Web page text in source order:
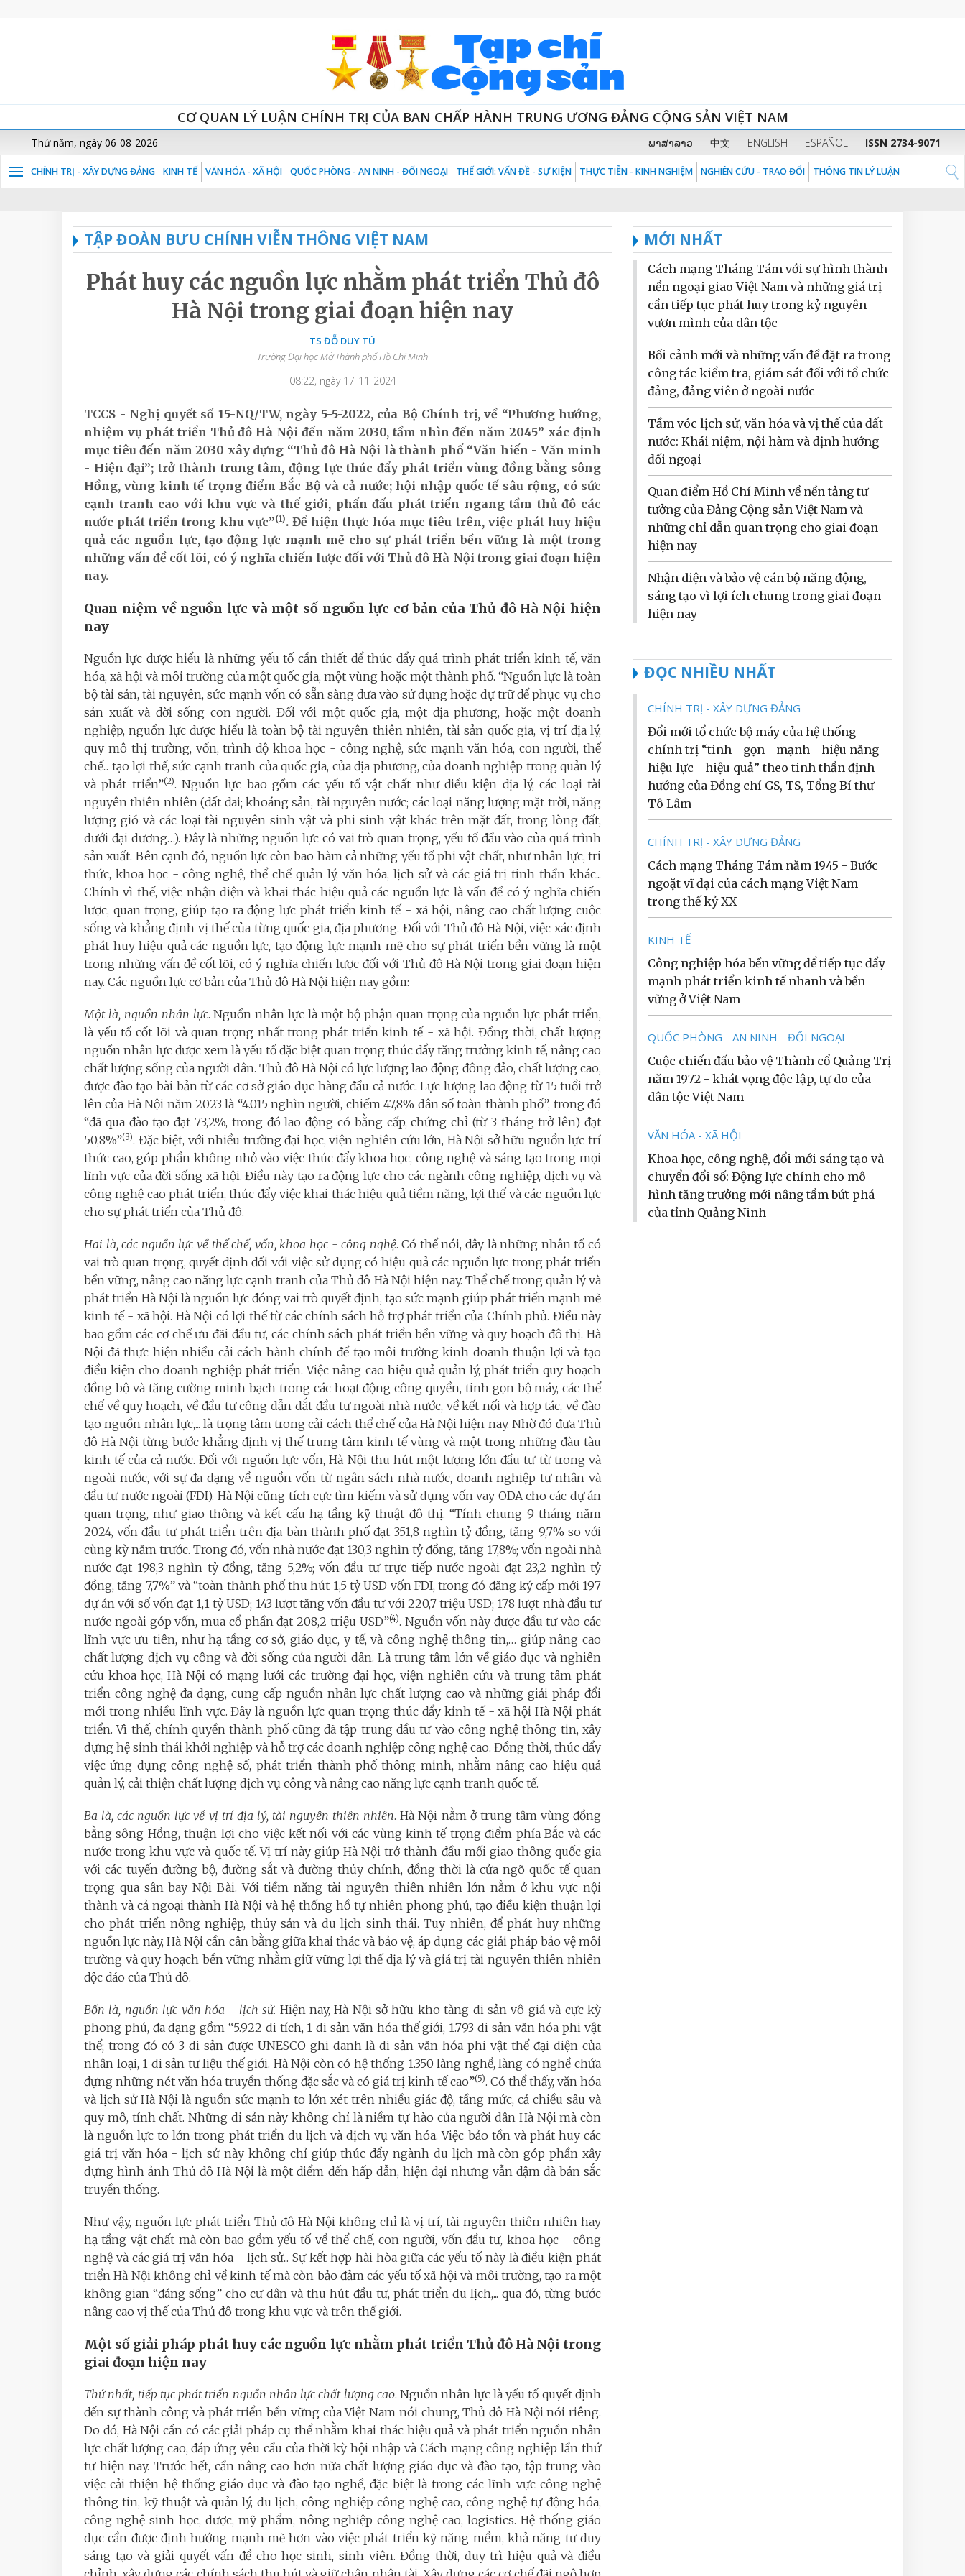
CƠ QUAN LÝ LUẬN CHÍNH TRỊ CỦA BAN CHẤP HÀNH TRUNG ƯƠNG ĐẢNG CỘNG SẢN VIỆT NAM
Thứ năm, ngày 06-08-2026 ພາສາລາວ 中文 ENGLISH ESPAÑOL ISSN 2734-9071
CHÍNH TRỊ - XÂY DỰNG ĐẢNG KINH TẾ VĂN HÓA - XÃ HỘI QUỐC PHÒNG - AN NINH - ĐỐI NGOẠI THẾ GIỚI: VẤN ĐỀ - SỰ KIỆN THỰC TIỄN - KINH NGHIỆM NGHIÊN CỨU - TRAO ĐỔI THÔNG TIN LÝ LUẬN
TẬP ĐOÀN BƯU CHÍNH VIỄN THÔNG VIỆT NAM
Phát huy các nguồn lực nhằm phát triển Thủ đô
Hà Nội trong giai đoạn hiện nay
TS ĐỖ DUY TÚ
Trường Đại học Mở Thành phố Hồ Chí Minh
08:22, ngày 17-11-2024
TCCS - Nghị quyết số 15-NQ/TW, ngày 5-5-2022, của Bộ Chính trị, về “Phương hướng,
nhiệm vụ phát triển Thủ đô Hà Nội đến năm 2030, tầm nhìn đến năm 2045” xác định
mục tiêu đến năm 2030 xây dựng “Thủ đô Hà Nội là thành phố “Văn hiến - Văn minh
- Hiện đại”; trở thành trung tâm, động lực thúc đẩy phát triển vùng đồng bằng sông
Hồng, vùng kinh tế trọng điểm Bắc Bộ và cả nước; hội nhập quốc tế sâu rộng, có sức
cạnh tranh cao với khu vực và thế giới, phấn đấu phát triển ngang tầm thủ đô các
nước phát triển trong khu vực”(1). Để hiện thực hóa mục tiêu trên, việc phát huy hiệu
quả các nguồn lực, tạo động lực mạnh mẽ cho sự phát triển bền vững là một trong
những vấn đề cốt lõi, có ý nghĩa chiến lược đối với Thủ đô Hà Nội trong giai đoạn hiện
nay.
Quan niệm về nguồn lực và một số nguồn lực cơ bản của Thủ đô Hà Nội hiện
nay
Nguồn lực được hiểu là những yếu tố cần thiết để thúc đẩy quá trình phát triển kinh tế, văn
hóa, xã hội và môi trường của một quốc gia, một vùng hoặc một thành phố. “Nguồn lực là toàn
bộ tài sản, tài nguyên, sức mạnh vốn có sẵn sàng đưa vào sử dụng hoặc dự trữ để phục vụ cho
sản xuất và đời sống con người. Đối với một quốc gia, một địa phương, hoặc một doanh
nghiệp, nguồn lực được hiểu là toàn bộ tài nguyên thiên nhiên, tài sản quốc gia, vị trí địa lý,
quy mô thị trường, vốn, trình độ khoa học - công nghệ, sức mạnh văn hóa, con người, thể
chế... tạo lợi thế, sức cạnh tranh của quốc gia, của địa phương, của doanh nghiệp trong quản lý
và phát triển”(2). Nguồn lực bao gồm các yếu tố vật chất như điều kiện địa lý, các loại tài
nguyên thiên nhiên (đất đai; khoáng sản, tài nguyên nước; các loại năng lượng mặt trời, năng
lượng gió và các loại tài nguyên sinh vật và phi sinh vật khác trên mặt đất, trong lòng đất,
dưới đại dương…). Đây là những nguồn lực có vai trò quan trọng, yếu tố đầu vào của quá trình
sản xuất. Bên cạnh đó, nguồn lực còn bao hàm cả những yếu tố phi vật chất, như nhân lực, tri
thức, khoa học - công nghệ, thể chế quản lý, văn hóa, lịch sử và các giá trị tinh thần khác...
Chính vì thế, việc nhận diện và khai thác hiệu quả các nguồn lực là vấn đề có ý nghĩa chiến
lược, quan trọng, giúp tạo ra động lực phát triển kinh tế - xã hội, nâng cao chất lượng cuộc
sống và khẳng định vị thế của từng quốc gia, địa phương. Đối với Thủ đô Hà Nội, việc xác định
phát huy hiệu quả các nguồn lực, tạo động lực mạnh mẽ cho sự phát triển bền vững là một
trong những vấn đề cốt lõi, có ý nghĩa chiến lược đối với Thủ đô Hà Nội trong giai đoạn hiện
nay. Các nguồn lực cơ bản của Thủ đô Hà Nội hiện nay gồm:
Một là, nguồn nhân lực. Nguồn nhân lực là một bộ phận quan trọng của nguồn lực phát triển,
là yếu tố cốt lõi và quan trọng nhất trong phát triển kinh tế - xã hội. Đồng thời, chất lượng
nguồn nhân lực được xem là yếu tố đặc biệt quan trọng thúc đẩy tăng trưởng kinh tế, nâng cao
chất lượng sống của người dân. Thủ đô Hà Nội có lực lượng lao động đông đảo, chất lượng cao,
được đào tạo bài bản từ các cơ sở giáo dục hàng đầu cả nước. Lực lượng lao động từ 15 tuổi trở
lên của Hà Nội năm 2023 là “4.015 nghìn người, chiếm 47,8% dân số toàn thành phố”, trong đó
“đã qua đào tạo đạt 73,2%, trong đó lao động có bằng cấp, chứng chỉ (từ 3 tháng trở lên) đạt
50,8%”(3). Đặc biệt, với nhiều trường đại học, viện nghiên cứu lớn, Hà Nội sở hữu nguồn lực trí
thức cao, góp phần không nhỏ vào việc thúc đẩy khoa học, công nghệ và sáng tạo trong mọi
lĩnh vực của đời sống xã hội. Điều này tạo ra động lực cho các ngành công nghiệp, dịch vụ và
công nghệ cao phát triển, thúc đẩy việc khai thác hiệu quả tiềm năng, lợi thế và các nguồn lực
cho sự phát triển của Thủ đô.
Hai là, các nguồn lực về thể chế, vốn, khoa học - công nghệ. Có thể nói, đây là những nhân tố có
vai trò quan trọng, quyết định đối với việc sử dụng có hiệu quả các nguồn lực trong phát triển
bền vững, nâng cao năng lực cạnh tranh của Thủ đô Hà Nội hiện nay. Thể chế trong quản lý và
phát triển Hà Nội là nguồn lực đóng vai trò quyết định, tạo sức mạnh giúp phát triển mạnh mẽ
kinh tế - xã hội. Hà Nội có lợi thế từ các chính sách hỗ trợ phát triển của Chính phủ. Điều này
bao gồm các cơ chế ưu đãi đầu tư, các chính sách phát triển bền vững và quy hoạch đô thị. Hà
Nội đã thực hiện nhiều cải cách hành chính để tạo môi trường kinh doanh thuận lợi và tạo
điều kiện cho doanh nghiệp phát triển. Việc nâng cao hiệu quả quản lý, phát triển quy hoạch
đồng bộ và tăng cường minh bạch trong các hoạt động công quyền, tinh gọn bộ máy, các thể
chế về quy hoạch, về đầu tư công dẫn dắt đầu tư ngoài nhà nước, về kết nối và hợp tác, về đào
tạo nguồn nhân lực,... là trọng tâm trong cải cách thể chế của Hà Nội hiện nay. Nhờ đó đưa Thủ
đô Hà Nội từng bước khẳng định vị thế trung tâm kinh tế vùng và một trong những đàu tàu
kinh tế của cả nước. Đối với nguồn lực vốn, Hà Nội thu hút một lượng lớn đầu tư từ trong và
ngoài nước, với sự đa dạng về nguồn vốn từ ngân sách nhà nước, doanh nghiệp tư nhân và
đầu tư nước ngoài (FDI). Hà Nội cũng tích cực tìm kiếm và sử dụng vốn vay ODA cho các dự án
quan trọng, như giao thông và kết cấu hạ tầng kỹ thuật đô thị. “Tính chung 9 tháng năm
2024, vốn đầu tư phát triển trên địa bàn thành phố đạt 351,8 nghìn tỷ đồng, tăng 9,7% so với
cùng kỳ năm trước. Trong đó, vốn nhà nước đạt 130,3 nghìn tỷ đồng, tăng 17,8%; vốn ngoài nhà
nước đạt 198,3 nghìn tỷ đồng, tăng 5,2%; vốn đầu tư trực tiếp nước ngoài đạt 23,2 nghìn tỷ
đồng, tăng 7,7%” và “toàn thành phố thu hút 1,5 tỷ USD vốn FDI, trong đó đăng ký cấp mới 197
dự án với số vốn đạt 1,1 tỷ USD; 143 lượt tăng vốn đầu tư với 220,7 triệu USD; 178 lượt nhà đầu tư
nước ngoài góp vốn, mua cổ phần đạt 208,2 triệu USD”(4). Nguồn vốn này được đầu tư vào các
lĩnh vực ưu tiên, như hạ tầng cơ sở, giáo dục, y tế, và công nghệ thông tin,… giúp nâng cao
chất lượng dịch vụ công và đời sống của người dân. Là trung tâm lớn về giáo dục và nghiên
cứu khoa học, Hà Nội có mạng lưới các trường đại học, viện nghiên cứu và trung tâm phát
triển công nghệ đa dạng, cung cấp nguồn nhân lực chất lượng cao và những giải pháp đổi
mới trong nhiều lĩnh vực. Đây là nguồn lực quan trọng thúc đẩy kinh tế - xã hội Hà Nội phát
triển. Vì thế, chính quyền thành phố cũng đã tập trung đầu tư vào công nghệ thông tin, xây
dựng hệ sinh thái khởi nghiệp và hỗ trợ các doanh nghiệp công nghệ cao. Đồng thời, thúc đẩy
việc ứng dụng công nghệ số, phát triển thành phố thông minh, nhằm nâng cao hiệu quả
quản lý, cải thiện chất lượng dịch vụ công và nâng cao năng lực cạnh tranh quốc tế.
Ba là, các nguồn lực về vị trí địa lý, tài nguyên thiên nhiên. Hà Nội nằm ở trung tâm vùng đồng
bằng sông Hồng, thuận lợi cho việc kết nối với các vùng kinh tế trọng điểm phía Bắc và các
nước trong khu vực và quốc tế. Vị trí này giúp Hà Nội trở thành đầu mối giao thông quốc gia
với các tuyến đường bộ, đường sắt và đường thủy chính, đồng thời là cửa ngõ quốc tế quan
trọng qua sân bay Nội Bài. Với tiềm năng tài nguyên thiên nhiên lớn nằm ở khu vực nội
thành và cả ngoại thành Hà Nội và hệ thống hồ tự nhiên phong phú, tạo điều kiện thuận lợi
cho phát triển nông nghiệp, thủy sản và du lịch sinh thái. Tuy nhiên, để phát huy những
nguồn lực này, Hà Nội cần cân bằng giữa khai thác và bảo vệ, áp dụng các giải pháp bảo vệ môi
trường và quy hoạch bền vững nhằm giữ vững lợi thế địa lý và giá trị tài nguyên thiên nhiên
độc đáo của Thủ đô.
Bốn là, nguồn lực văn hóa - lịch sử. Hiện nay, Hà Nội sở hữu kho tàng di sản vô giá và cực kỳ
phong phú, đa dạng gồm “5.922 di tích, 1 di sản văn hóa thế giới, 1.793 di sản văn hóa phi vật
thể; trong đó có 3 di sản được UNESCO ghi danh là di sản văn hóa phi vật thể đại diện của
nhân loại, 1 di sản tư liệu thế giới. Hà Nội còn có hệ thống 1.350 làng nghề, làng có nghề chứa
đựng những nét văn hóa truyền thống đặc sắc và có giá trị kinh tế cao”(5). Có thể thấy, văn hóa
và lịch sử Hà Nội là nguồn sức mạnh to lớn xét trên nhiều giác độ, tầng mức, cả chiều sâu và
quy mô, tính chất. Những di sản này không chỉ là niềm tự hào của người dân Hà Nội mà còn
là nguồn lực to lớn trong phát triển du lịch và dịch vụ văn hóa. Việc bảo tồn và phát huy các
giá trị văn hóa - lịch sử này không chỉ giúp thúc đẩy ngành du lịch mà còn góp phần xây
dựng hình ảnh Thủ đô Hà Nội là một điểm đến hấp dẫn, hiện đại nhưng vẫn đậm đà bản sắc
truyền thống.
Như vậy, nguồn lực phát triển Thủ đô Hà Nội không chỉ là vị trí, tài nguyên thiên nhiên hay
hạ tầng vật chất mà còn bao gồm yếu tố về thể chế, con người, vốn đầu tư, khoa học - công
nghệ và các giá trị văn hóa - lịch sử... Sự kết hợp hài hòa giữa các yếu tố này là điều kiện phát
triển Hà Nội không chỉ về kinh tế mà còn bảo đảm các yếu tố xã hội và môi trường, tạo ra một
không gian “đáng sống” cho cư dân và thu hút đầu tư, phát triển du lịch,... qua đó, từng bước
nâng cao vị thế của Thủ đô trong khu vực và trên thế giới.
Một số giải pháp phát huy các nguồn lực nhằm phát triển Thủ đô Hà Nội trong
giai đoạn hiện nay
Thứ nhất, tiếp tục phát triển nguồn nhân lực chất lượng cao. Nguồn nhân lực là yếu tố quyết định
đến sự thành công và phát triển bền vững của Việt Nam nói chung, Thủ đô Hà Nội nói riêng.
Do đó, Hà Nội cần có các giải pháp cụ thể nhằm khai thác hiệu quả và phát triển nguồn nhân
lực chất lượng cao, đáp ứng yêu cầu của thời kỳ hội nhập và Cách mạng công nghiệp lần thứ
tư hiện nay. Trước hết, cần nâng cao hơn nữa chất lượng giáo dục và đào tạo, tập trung vào
việc cải thiện hệ thống giáo dục và đào tạo nghề, đặc biệt là trong các lĩnh vực công nghệ
thông tin, kỹ thuật và quản lý, du lịch, công nghiệp công nghệ cao, công nghệ tự động hóa,
công nghệ sinh học, dược, mỹ phẩm, nông nghiệp công nghệ cao, logistics. Hệ thống giáo
dục cần được định hướng mạnh mẽ hơn vào việc phát triển kỹ năng mềm, khả năng tư duy
sáng tạo và giải quyết vấn đề cho học sinh, sinh viên. Đồng thời, duy trì hiệu quả và điều
MỚI NHẤT
Cách mạng Tháng Tám với sự hình thành
nền ngoại giao Việt Nam và những giá trị
cần tiếp tục phát huy trong kỷ nguyên
vươn mình của dân tộc
Bối cảnh mới và những vấn đề đặt ra trong
công tác kiểm tra, giám sát đối với tổ chức
đảng, đảng viên ở ngoài nước
Tầm vóc lịch sử, văn hóa và vị thế của đất
nước: Khái niệm, nội hàm và định hướng
đối ngoại
Quan điểm Hồ Chí Minh về nền tảng tư
tưởng của Đảng Cộng sản Việt Nam và
những chỉ dẫn quan trọng cho giai đoạn
hiện nay
Nhận diện và bảo vệ cán bộ năng động,
sáng tạo vì lợi ích chung trong giai đoạn
hiện nay
ĐỌC NHIỀU NHẤT
CHÍNH TRỊ - XÂY DỰNG ĐẢNG
Đổi mới tổ chức bộ máy của hệ thống
chính trị “tinh - gọn - mạnh - hiệu năng -
hiệu lực - hiệu quả” theo tinh thần định
hướng của Đồng chí GS, TS, Tổng Bí thư
Tô Lâm
CHÍNH TRỊ - XÂY DỰNG ĐẢNG
Cách mạng Tháng Tám năm 1945 - Bước
ngoặt vĩ đại của cách mạng Việt Nam
trong thế kỷ XX
KINH TẾ
Công nghiệp hóa bền vững để tiếp tục đẩy
mạnh phát triển kinh tế nhanh và bền
vững ở Việt Nam
QUỐC PHÒNG - AN NINH - ĐỐI NGOẠI
Cuộc chiến đấu bảo vệ Thành cổ Quảng Trị
năm 1972 - khát vọng độc lập, tự do của
dân tộc Việt Nam
VĂN HÓA - XÃ HỘI
Khoa học, công nghệ, đổi mới sáng tạo và
chuyển đổi số: Động lực chính cho mô
hình tăng trưởng mới nâng tầm bứt phá
của tỉnh Quảng Ninh